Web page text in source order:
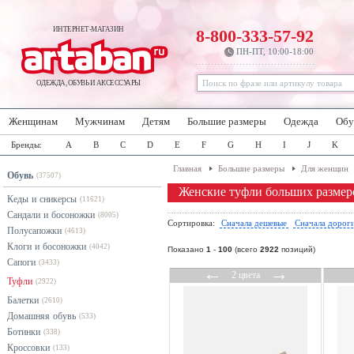
ИНТЕРНЕТ-МАГАЗИН
ОДЕЖДА, ОБУВЬ И АКСЕССУАРЫ
8-800-333-57-92
ПН-ПТ, 10:00-18:00
Женщинам Мужчинам Детям Большие размеры Одежда
Бренды: A B C D E F G H I J K
Обувь (37507)
Кеды и сникерсы (11621)
Сандали и босоножки (8005)
Полусапожки (4613)
Клоги и босоножки (4042)
Сапоги (3433)
Туфли (2922)
Балетки (2610)
Домашняя обувь (533)
Ботинки (338)
Кроссовки (133)
Главная Большие размеры Для женщин
Женские туфли больших
Сортировка: Сначала дешевые Сначала
Показано 1 - 100 (всего 2922 позиций)
←2 цвета→